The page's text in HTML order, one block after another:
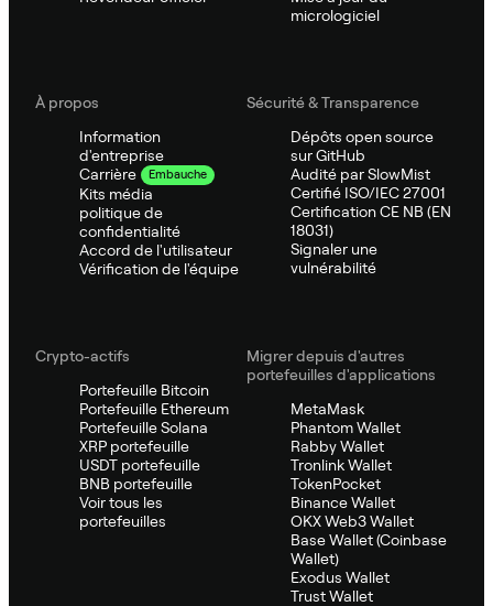
micrologiciel
À propos
Information
d'entreprise
Carrière
Embauche
Kits média
politique de
confidentialité
Accord de l'utilisateur
Vérification de l'équipe
Sécurité & Transparence
Dépôts open source
sur GitHub
Audité par SlowMist
Certifié ISO/IEC 27001
Certification CE NB (EN
18031)
Signaler une
vulnérabilité
Crypto-actifs
Portefeuille Bitcoin
Portefeuille Ethereum
Portefeuille Solana
XRP portefeuille
USDT portefeuille
BNB portefeuille
Voir tous les
portefeuilles
Migrer depuis d'autres
portefeuilles d'applications
MetaMask
Phantom Wallet
Rabby Wallet
Tronlink Wallet
TokenPocket
Binance Wallet
OKX Web3 Wallet
Base Wallet (Coinbase
Wallet)
Exodus Wallet
Trust Wallet